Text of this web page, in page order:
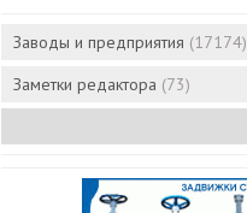
Заводы и предприятия (17174)
Заметки редактора (73)